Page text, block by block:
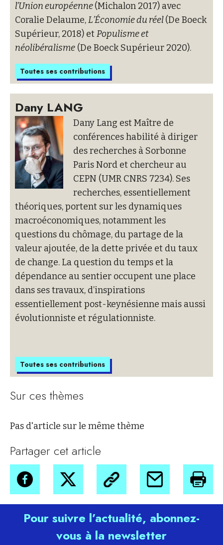
l’Union européenne(Michalon 2017) avec
Coralie Delaume,L’Économie du réel(De Boeck
Supérieur, 2018) etPopulisme et
néolibéralisme (De Boeck Supérieur 2020).
Toutes ses contributions
Dany LANG
Dany Lang est Maître de
conférences habilité à diriger
des recherches à Sorbonne
Paris Nord et chercheur au
CEPN (UMR CNRS 7234). Ses
recherches, essentiellement
théoriques, portent sur les dynamiques
macroéconomiques, notamment les
questions du chômage, du partage de la
valeur ajoutée, de la dette privée et du taux
de change. La question du temps et la
dépendance au sentier occupent une place
dans ses travaux, d’inspirations
essentiellement post-keynésienne mais aussi
évolutionniste et régulationniste.
Toutes ses contributions
Sur ces thèmes
Pas d'article sur le même thème
Partager cet article
Pour suivre l’actualité, abonnez-
vous à la newsletter